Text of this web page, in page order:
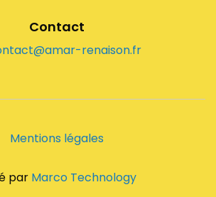
Contact
renaison.fr
Mentions légales
par Marco Technology